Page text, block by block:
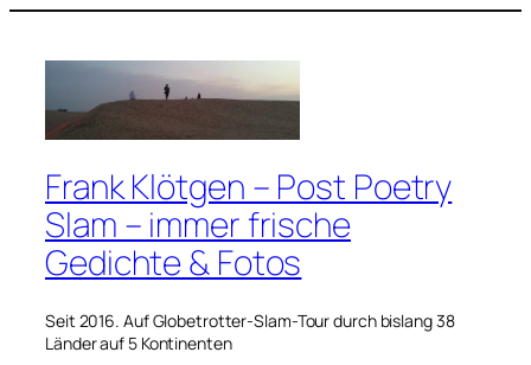
Frank Klötgen – Post Poetry
Slam – immer frische
Gedichte & Fotos
Seit 2016. Auf Globetrotter-Slam-Tour durch bislang 38
Länder auf 5 Kontinenten